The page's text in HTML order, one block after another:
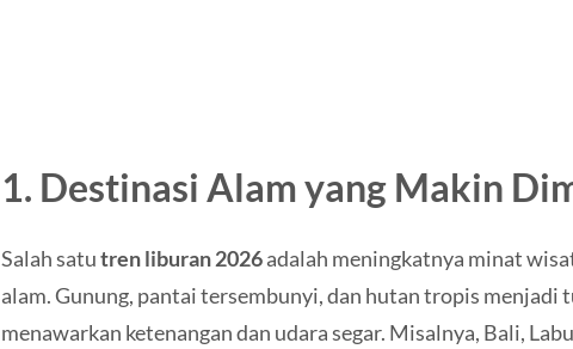
1. Destinasi Alam yang Makin
Salah satutren liburan 2026adalah meningkatnya minat
alam. Gunung, pantai tersembunyi, dan hutan tropis menjadi
menawarkan ketenangan dan udara segar. Misalnya, Bali,